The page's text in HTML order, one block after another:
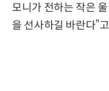
모니가 전하는 작은
을 선사하길 바란다”